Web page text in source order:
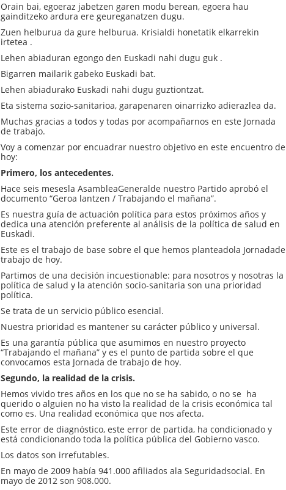
Orain bai, egoeraz jabetzen garen modu berean, egoera hau
gainditzeko ardura ere geureganatzen dugu.
Zuen helburua da gure helburua. Krisialdi honetatik elkarrekin
irtetea .
Lehen abiaduran egongo den Euskadi nahi dugu guk .
Bigarren mailarik gabeko Euskadi bat.
Lehen abiadurako Euskadi nahi dugu guztiontzat.
Eta sistema sozio-sanitarioa, garapenaren oinarrizko adierazlea da.
Muchas gracias a todos y todas por acompañarnos en este Jornada
de trabajo.
Voy a comenzar por encuadrar nuestro objetivo en este encuentro de
hoy:
Primero, los antecedentes.
Hace seis mesesla AsambleaGeneralde nuestro Partido aprobó el
documento “Geroa lantzen / Trabajando el mañana”.
Es nuestra guía de actuación política para estos próximos años y
dedica una atención preferente al análisis de la política de salud en
Euskadi.
Este es el trabajo de base sobre el que hemos planteadola Jornadade
trabajo de hoy.
Partimos de una decisión incuestionable: para nosotros y nosotras la
política de salud y la atención socio-sanitaria son una prioridad
política.
Se trata de un servicio público esencial.
Nuestra prioridad es mantener su carácter público y universal.
Es una garantía pública que asumimos en nuestro proyecto
“Trabajando el mañana” y es el punto de partida sobre el que
convocamos esta Jornada de trabajo de hoy.
Segundo, la realidad de la crisis.
Hemos vivido tres años en los que no se ha sabido, o no se ha
querido o alguien no ha visto la realidad de la crisis económica tal
como es. Una realidad económica que nos afecta.
Este error de diagnóstico, este error de partida, ha condicionado y
está condicionando toda la política pública del Gobierno vasco.
Los datos son irrefutables.
En mayo de 2009 había 941.000 afiliados ala Seguridadsocial. En
mayo de 2012 son 908.000.